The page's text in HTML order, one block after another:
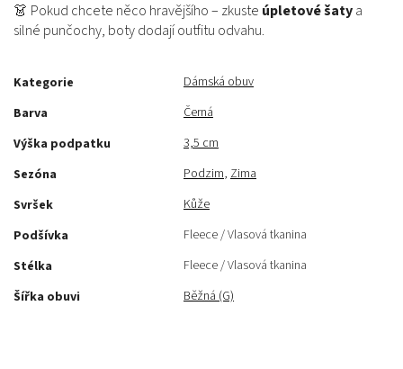
👗 Pokud chcete něco hravějšího – zkuste úpletové šatya
silné punčochy, boty dodají outfitu odvahu.
Kategorie
Dámská obuv
Barva
Černá
Výška podpatku
3,5 cm
Sezóna
Podzim, Zima
Svršek
Kůže
Podšívka
Fleece / Vlasová tkanina
Stélka
Fleece / Vlasová tkanina
Šířka obuvi
Běžná (G)